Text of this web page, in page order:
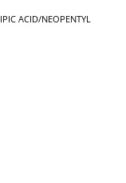
ACID/NEOPENTYL